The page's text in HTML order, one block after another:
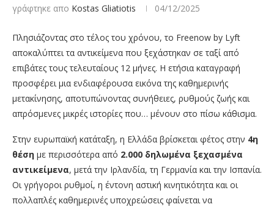
γράφτηκε απο Kostas Gliatiotis 04/12/2025
Πλησιάζοντας στο τέλος του χρόνου, το Freenow by Lyft
αποκαλύπτει τα αντικείμενα που ξεχάστηκαν σε ταξί από
επιβάτες τους τελευταίους 12 μήνες. Η ετήσια καταγραφή
προσφέρει μια ενδιαφέρουσα εικόνα της καθημερινής
μετακίνησης, αποτυπώνοντας συνήθειες, ρυθμούς ζωής και
απρόσμενες μικρές ιστορίες που… μένουν στο πίσω κάθισμα.
Στην ευρωπαϊκή κατάταξη, η Ελλάδα βρίσκεται φέτος στην 4η
θέση με περισσότερα από 2.000 δηλωμένα ξεχασμένα
αντικείμενα, μετά την Ιρλανδία, τη Γερμανία και την Ισπανία.
Οι γρήγοροι ρυθμοί, η έντονη αστική κινητικότητα και οι
πολλαπλές καθημερινές υποχρεώσεις φαίνεται να